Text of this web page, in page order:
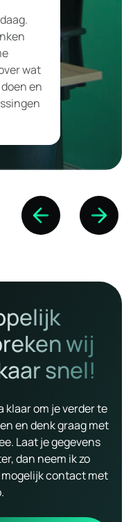
wat
en
wij
snel!
klaar om je verder te
en denk graag met
Laat je gegevens
dan neem ik zo
contact met